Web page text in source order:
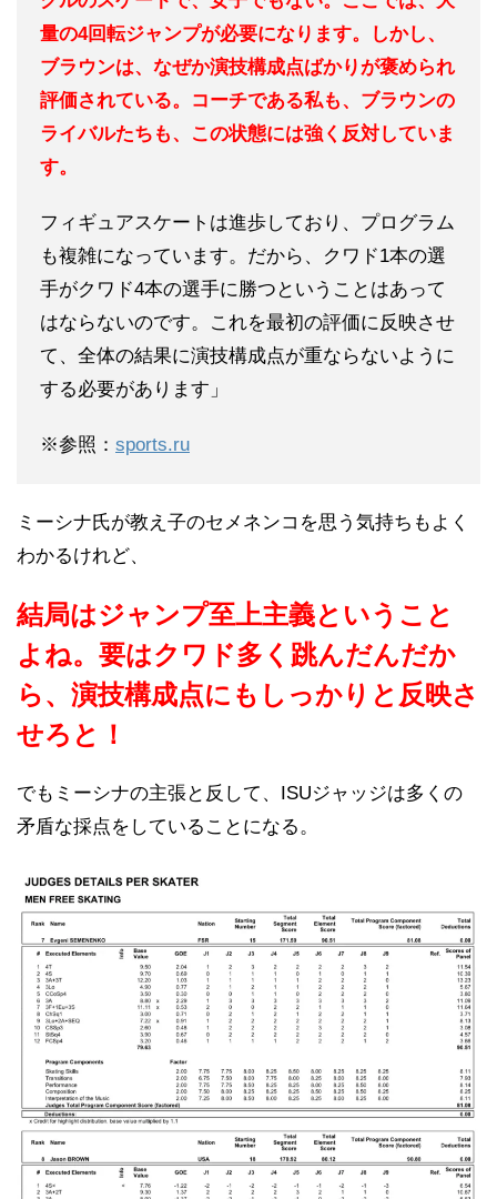
量の4回転ジャンプが必要になります。しかし、
ブラウンは、なぜか演技構成点ばかりが褒められ
評価されている。コーチである私も、ブラウンの
ライバルたちも、この状態には強く反対していま
す。
フィギュアスケートは進歩しており、プログラム
も複雑になっています。だから、クワド1本の選
手がクワド4本の選手に勝つということはあって
はならないのです。これを最初の評価に反映させ
て、全体の結果に演技構成点が重ならないように
する必要があります」
※参照： sports.ru
ミーシナ氏が教え子のセメネンコを思う気持ちもよく
わかるけれど、
結局はジャンプ至上主義ということ
よね。要はクワド多く跳んだんだか
ら、演技構成点にもしっかりと反映さ
せろと！
でもミーシナの主張と反して、ISUジャッジは多くの
矛盾な採点をしていることになる。